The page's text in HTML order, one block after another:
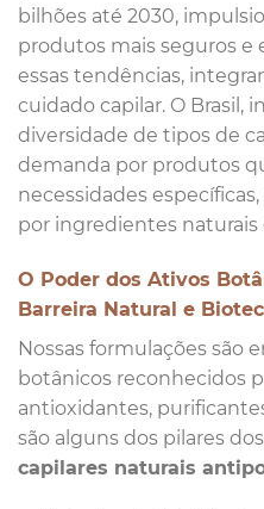
bilhões até 2030,
produtos mais seguros e
essas tendências,
cuidado capilar. O Brasil,
diversidade de tipos de
demanda por produtos
necessidades
por ingredientes naturais
O Poder dos Ativos
Barreira Natural e
Nossas formulações são
botânicos reconhecidos
antioxidantes,
são alguns dos pilares
capilares naturais